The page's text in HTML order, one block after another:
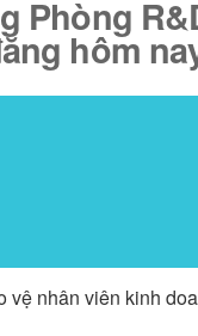
Phòng
hôm
nhân viên kinh